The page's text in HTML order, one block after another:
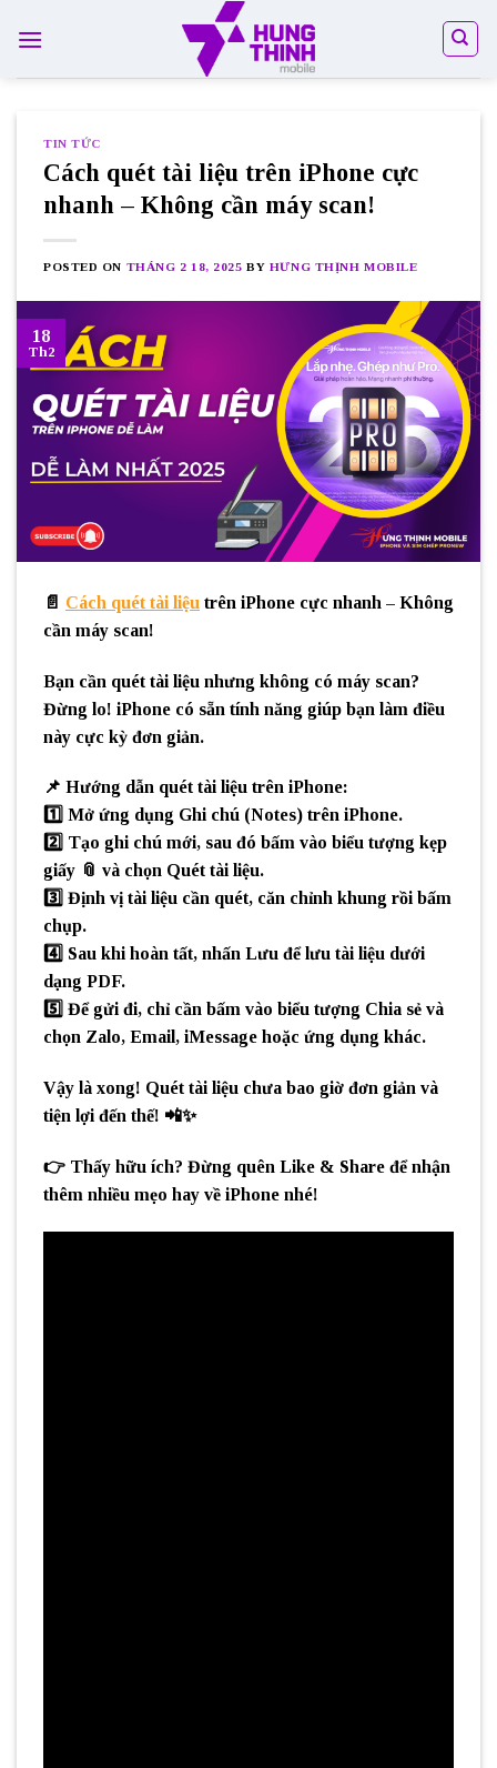
TIN TỨC
Cách quét tài liệu trên iPhone cực
nhanh – Không cần máy scan!
POSTED ON THÁNG 2 18, 2025 BY HƯNG THỊNH MOBILE
18
Th2
📄 Cách quét tài liệu trên iPhone cực nhanh – Không
cần máy scan!
Bạn cần quét tài liệu nhưng không có máy scan?
Đừng lo! iPhone có sẵn tính năng giúp bạn làm điều
này cực kỳ đơn giản.
📌 Hướng dẫn quét tài liệu trên iPhone:
1️⃣ Mở ứng dụng Ghi chú (Notes) trên iPhone.
2️⃣ Tạo ghi chú mới, sau đó bấm vào biểu tượng kẹp
giấy 📎 và chọn Quét tài liệu.
3️⃣ Định vị tài liệu cần quét, căn chỉnh khung rồi bấm
chụp.
4️⃣ Sau khi hoàn tất, nhấn Lưu để lưu tài liệu dưới
dạng PDF.
5️⃣ Để gửi đi, chỉ cần bấm vào biểu tượng Chia sẻ và
chọn Zalo, Email, iMessage hoặc ứng dụng khác.
Vậy là xong! Quét tài liệu chưa bao giờ đơn giản và
tiện lợi đến thế! 📲✨
👉 Thấy hữu ích? Đừng quên Like & Share để nhận
thêm nhiều mẹo hay về iPhone nhé!